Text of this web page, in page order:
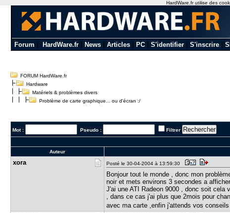
Forum HardWare.fr| News| Articles| PC| S'identifier| S'inscrire|
FORUM HardWare.fr
Hardware
Matériels & problèmes divers
Problème de carte graphique... ou d'écran :/
Mot : Pseudo : Filtrer
Auteur
xora Posté le 30-04-2004 à 13:59:30
Bonjour tout le monde , donc mon
noir et mets environs 3 secondes a
J'ai une ATI Radeon 9000 , donc soit
, dans ce cas j'ai plus que 2mois pour
avec ma carte ,enfin j'attends vos
HardWare.fr utilise des